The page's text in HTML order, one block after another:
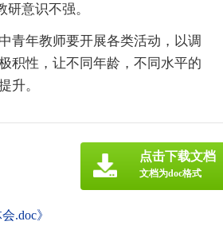
意识不强。
青年教师要开展各类活动，以调
积性，让不同年龄，不同水平的
升。
.doc》
点击下载文档
文档为doc格式